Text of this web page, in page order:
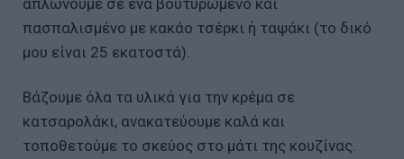
απλώνουμε σε ένα βουτυρωμένο και
πασπαλισμένο με κακάο τσέρκι ή ταψάκι (το δικό
μου είναι 25 εκατοστά).
Βάζουμε όλα τα υλικά για την κρέμα σε
κατσαρολάκι, ανακατεύουμε καλά και
τοποθετούμε το σκεύος στο μάτι της κουζίνας.